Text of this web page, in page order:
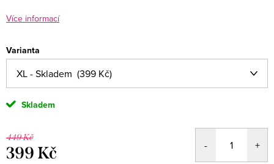
Více informací
Varianta
Skladem
449 Kč
399 Kč